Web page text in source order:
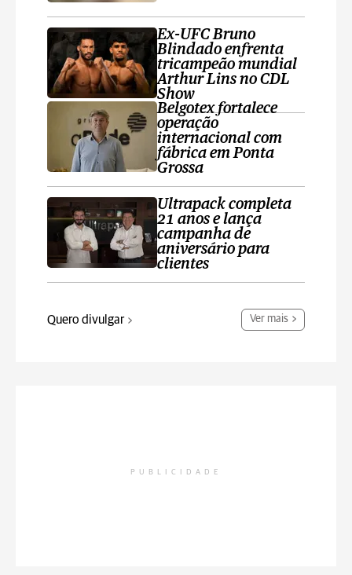
Ex-UFC Bruno
Blindado enfrenta
tricampeão mundial
Arthur Lins no CDL
Show
Belgotex fortalece
operação
internacional com
fábrica em Ponta
Grossa
Ultrapack completa
21 anos e lança
campanha de
aniversário para
clientes
Quero divulgar Ver mais
PUBLICIDADE